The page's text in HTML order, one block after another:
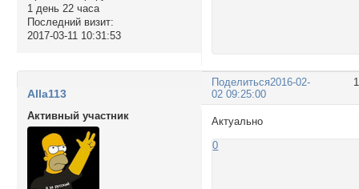
1 день 22 часа
Последний визит:
2017-03-11 10:31:53
Поделиться2016-02-
02 09:25:00
Alla113
Активный участник
Актуально
0